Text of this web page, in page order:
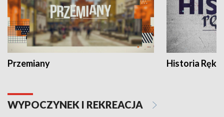
Przemiany Historia Ręką
WYPOCZYNEK I REKREACJA